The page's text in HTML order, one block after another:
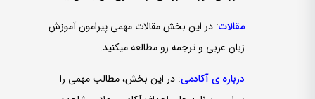
مقالات: در این بخش مقالات مهمی پیرامون آموزش
زبان عربی و ترجمه رو مطالعه می­کنید.
درباره ی آکادمی: در این بخش، مطالب مهمی را